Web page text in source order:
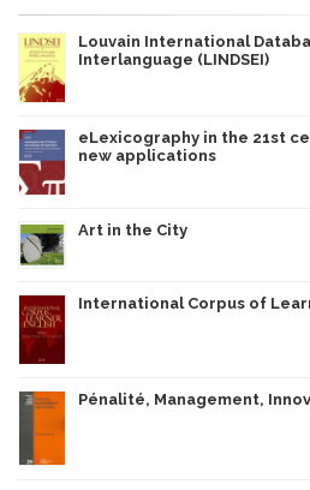
Louvain International
Interlanguage (LINDSEI)
eLexicography in the 21st
new applications
Art in the City
International Corpus of
Pénalité, Management,